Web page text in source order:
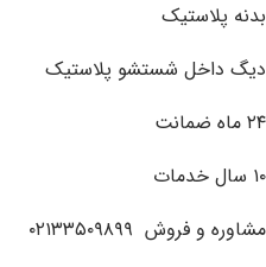
بدنه پلاستیک
دیگ داخل شستشو پلاستیک
۲۴ ماه ضمانت
۱۰ سال خدمات
مشاوره و فروش ۰۲۱۳۳۵۰۹۸۹۹